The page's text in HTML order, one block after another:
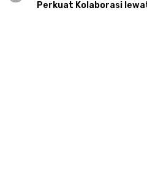
Perkuat Kolaborasi